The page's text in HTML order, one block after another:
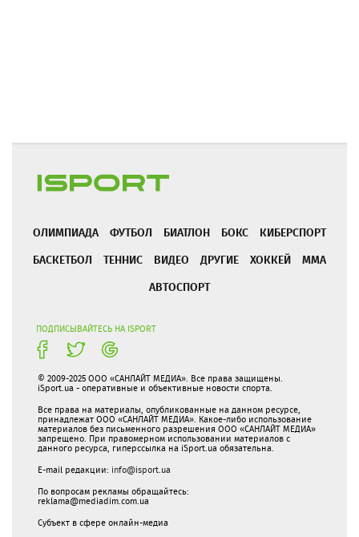
ОЛИМПИАДА ФУТБОЛ БИАТЛОН БОКС
КИБЕРСПОРТ
БАСКЕТБОЛ
ТЕННИС ВИДЕО ДРУГИЕ ХОККЕЙ
ММА
АВТОСПОРТ
ПОДПИСЫВАЙТЕСЬ НА ISPORT
© 2009-2025 ООО «САНЛАЙТ МЕДИА». Все права защищены.
iSport.ua - оперативные и объективные новости спорта.
Все права на материалы, опубликованные на данном ресурсе,
принадлежат ООО «САНЛАЙТ МЕДИА». Какое-либо использование
материалов без письменного разрешения ООО «САНЛАЙТ МЕДИА»
запрещено. При правомерном использовании материалов с
данного ресурса, гиперссылка на iSport.ua обязательна.
E-mail редакции: info@isport.ua
По вопросам рекламы обращайтесь:
reklama@mediadim.com.ua
Субъект в сфере онлайн-медиа